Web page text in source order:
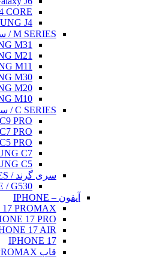
/ J4 CORE
SAMSUNG J4
M SERIES / سری M
SAMSUNG M31
SAMSUNG M21
SAMSUNG M11
SAMSUNG M30
SAMSUNG M20
SAMSUNG M10
C SERIES / سری C
C9 PRO
C7 PRO
C5 PRO
SAMSUNG C7
SAMSUNG C5
سری گرند / GRAND SERIES
PRIME / G530
آیفون – IPHONE
IPHONE 17 PROMAX
IPHONE 17 PRO
IPHONE 17 AIR
IPHONE 17